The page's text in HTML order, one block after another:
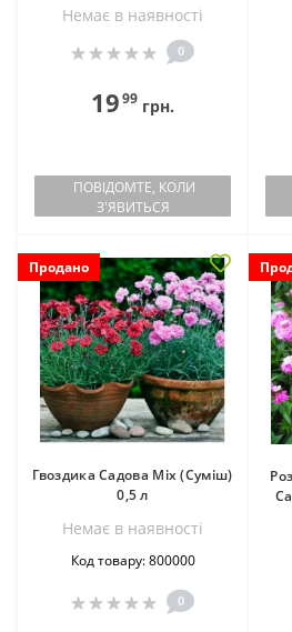
Немає в наявностi
0
1999 грн.
ПОВІДОМТЕ, КОЛИ
З'ЯВИТЬСЯ
Продано
Гвоздика Садова Mix (Суміш)
0,5 л
Немає в наявностi
Код товару: 800000
0